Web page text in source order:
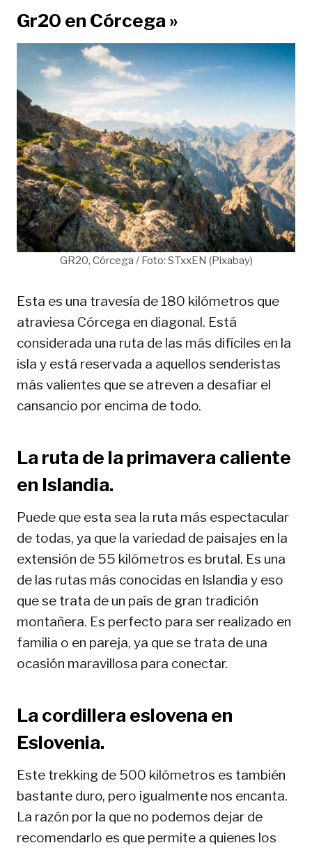
Gr20 en Córcega »
GR20, Córcega / Foto: STxxEN (Pixabay)
Esta es una travesía de 180 kilómetros que
atraviesa Córcega en diagonal. Está
considerada una ruta de las más difíciles en la
isla y está reservada a aquellos senderistas
más valientes que se atreven a desafiar el
cansancio por encima de todo.
La ruta de la primavera caliente
en Islandia.
Puede que esta sea la ruta más espectacular
de todas, ya que la variedad de paisajes en la
extensión de 55 kilómetros es brutal. Es una
de las rutas más conocidas en Islandia y eso
que se trata de un país de gran tradición
montañera. Es perfecto para ser realizado en
familia o en pareja, ya que se trata de una
ocasión maravillosa para conectar.
La cordillera eslovena en
Eslovenia.
Este trekking de 500 kilómetros es también
bastante duro, pero igualmente nos encanta.
La razón por la que no podemos dejar de
recomendarlo es que permite a quienes los